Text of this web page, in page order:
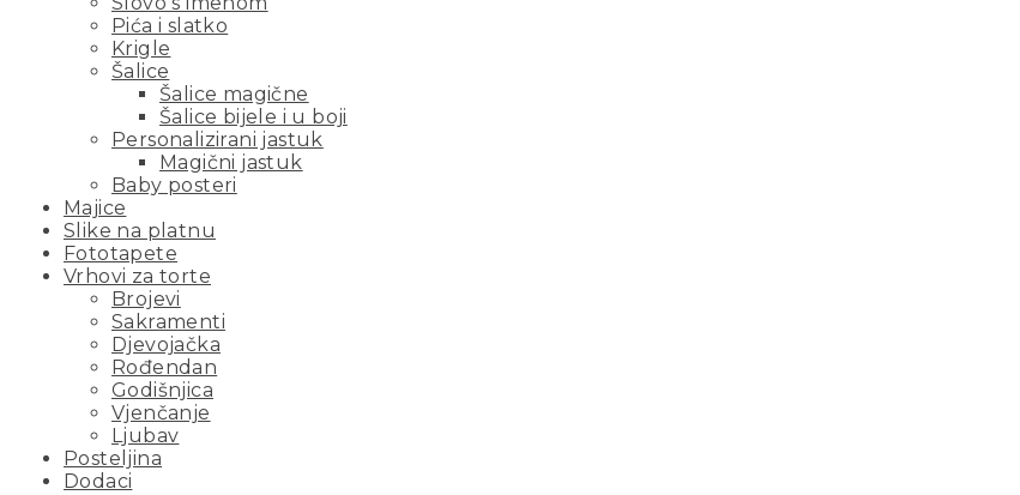
Pića i slatko
Krigle
Šalice
Šalice magične
Šalice bijele i u boji
Personalizirani jastuk
Magični jastuk
Baby posteri
Majice
Slike na platnu
Fototapete
Vrhovi za torte
Brojevi
Sakramenti
Djevojačka
Rođendan
Godišnjica
Vjenčanje
Ljubav
Posteljina
Dodaci